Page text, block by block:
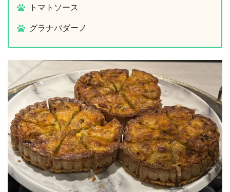
トマトソース
グラナバダーノ